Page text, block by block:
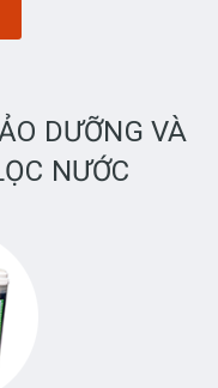
DƯỠNG VÀ
NƯỚC